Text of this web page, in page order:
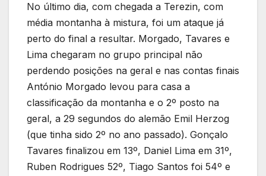
No último dia, com chegada a Terezin, com
média montanha à mistura, foi um ataque já
perto do final a resultar. Morgado, Tavares e
Lima chegaram no grupo principal não
perdendo posições na geral e nas contas finais
António Morgado levou para casa a
classificação da montanha e o 2º posto na
geral, a 29 segundos do alemão Emil Herzog
(que tinha sido 2º no ano passado). Gonçalo
Tavares finalizou em 13º, Daniel Lima em 31º,
Ruben Rodrigues 52º, Tiago Santos foi 54º e